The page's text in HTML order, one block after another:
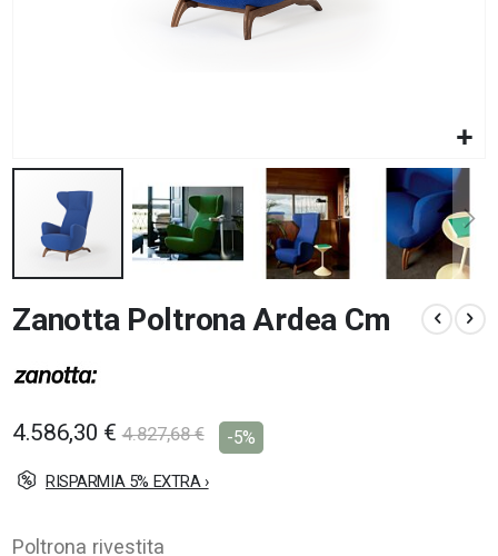
all'inizio
della
di
Zanotta Poltrona Ardea Cm
4.586,30 € 4.827,68 € -5%
RISPARMIA 5% EXTRA ›
Poltrona rivestita